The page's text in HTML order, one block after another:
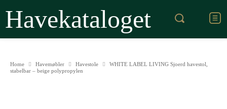
Havekataloget
Home Havemøbler Havestole
WHITE LABEL LIVING Sjoerd havestol,
stabelbar – beige polypropylen